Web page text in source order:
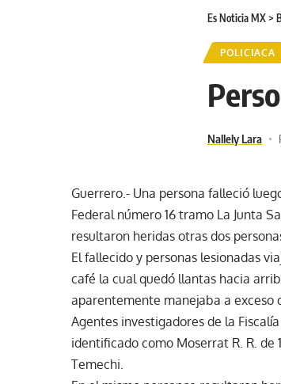
Es Noticia MX>
POLICIACA
Nallely Lara
Guerrero.- Una persona falleció
Federal número 16 tramo La Junta
resultaron heridas otras dos
El fallecido y personas lesionadas
café la cual quedó llantas hacia
aparentemente manejaba a exceso
Agentes investigadores de la
identificado como Moserrat R. R. de
Temechi.